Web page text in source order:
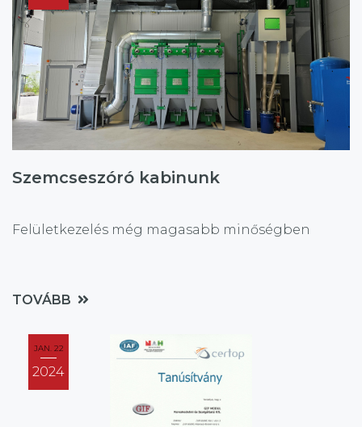
Szemcseszóró kabinunk
Felületkezelés még magasabb minőségben
TOVÁBB
JAN. 22
2024